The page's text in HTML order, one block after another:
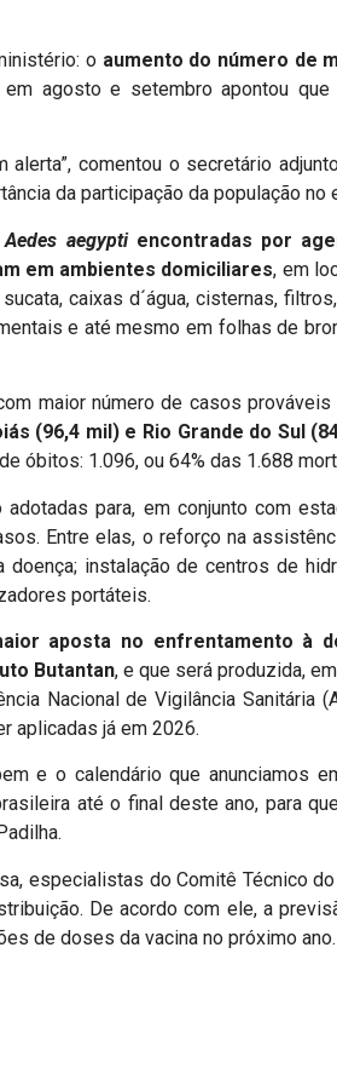
o aumento do número de
agosto e setembro apontou que
comentou o secretário
da participação da população
Aedes aegypti encontradas por
em ambientes domiciliares, em
caixas d´água, cisternas,
e até mesmo em folhas de
maior número de casos
(96,4 mil) e Rio Grande do Sul
óbitos: 1.096, ou 64% das 1.688
para, em conjunto com
Entre elas, o reforço na
doença; instalação de centros de
portáteis.
aposta no enfrentamento à
Butantan, e que será produzida,
Nacional de Vigilância Sanitária
aplicadas já em 2026.
e o calendário que anunciamos
até o final deste ano, para
especialistas do Comitê Técnico
De acordo com ele, a
de doses da vacina no próximo ano.